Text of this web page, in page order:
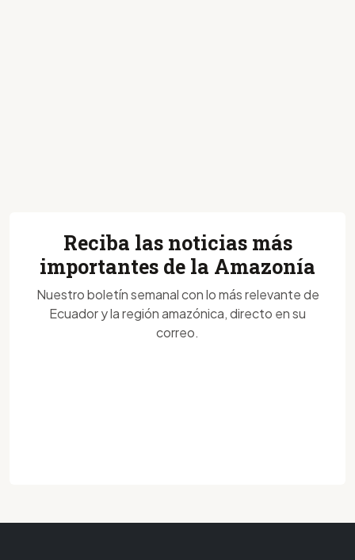
Reciba las noticias más
importantes de la Amazonía
Nuestro boletín semanal con lo más relevante de
Ecuador y la región amazónica, directo en su
correo.